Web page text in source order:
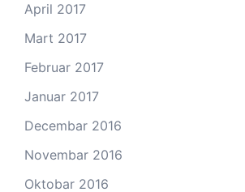
April 2017
Mart 2017
Februar 2017
Januar 2017
Decembar 2016
Novembar 2016
Oktobar 2016